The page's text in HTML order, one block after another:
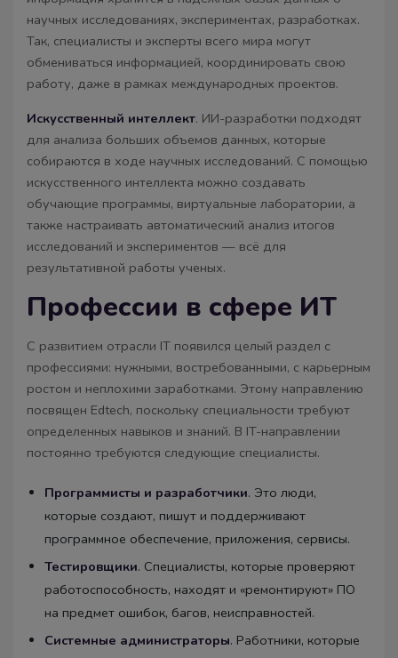
научных исследованиях, экспериментах, разработках.
Так, специалисты и эксперты всего мира могут
обмениваться информацией, координировать свою
работу, даже в рамках международных проектов.
Искусственный интеллект. ИИ-разработки подходят
для анализа больших объемов данных, которые
собираются в ходе научных исследований. С помощью
искусственного интеллекта можно создавать
обучающие программы, виртуальные лаборатории, а
также настраивать автоматический анализ итогов
исследований и экспериментов — всё для
результативной работы ученых.
Профессии в сфере ИТ
С развитием отрасли IT появился целый раздел с
профессиями: нужными, востребованными, с карьерным
ростом и неплохими заработками. Этому направлению
посвящен Edtech, поскольку специальности требуют
определенных навыков и знаний. В IT-направлении
постоянно требуются следующие специалисты.
Программисты и разработчики. Это люди,
которые создают, пишут и поддерживают
программное обеспечение, приложения, сервисы.
Тестировщики. Специалисты, которые проверяют
работоспособность, находят и «ремонтируют» ПО
на предмет ошибок, багов, неисправностей.
Системные администраторы. Работники, которые